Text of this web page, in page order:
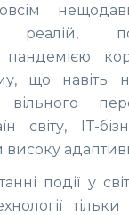
реалій,
що навіть
вільного
світу, IT-
події у